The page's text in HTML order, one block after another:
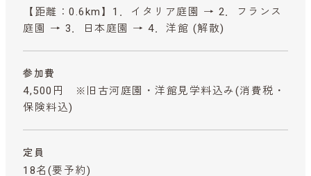
【距離：0.6km】1．イタリア庭園 → 2．フランス
庭園 → 3．日本庭園 → 4．洋館 (解散)
参加費
4,500円 ※旧古河庭園・洋館見学料込み (消費税・
保険料込)
定員
18名(要予約)